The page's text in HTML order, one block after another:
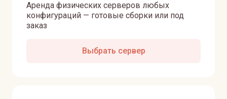
Аренда физических серверов любых
конфигураций — готовые сборки или под
заказ
Выбрать сервер